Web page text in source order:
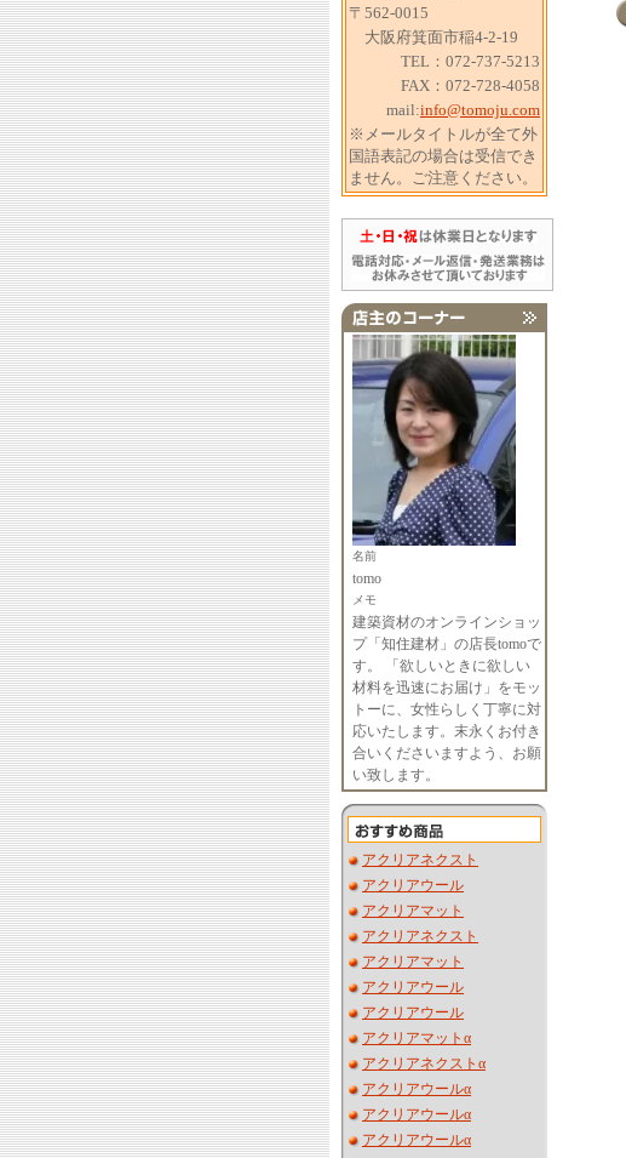
〒562-0015
大阪府箕面市稲4-2-19
TEL：072-737-5213
FAX：072-728-4058
mail:info@tomoju.com
※メールタイトルが全て外
国語表記の場合は受信でき
ません。ご注意ください。
名前
tomo
メモ
建築資材のオンラインショッ
プ「知住建材」の店長tomoで
す。 「欲しいときに欲しい
材料を迅速にお届け」をモッ
トーに、女性らしく丁寧に対
応いたします。末永くお付き
合いくださいますよう、お願
い致します。
アクリアネクスト
アクリアウール
アクリアマット
アクリアネクスト
アクリアマット
アクリアウール
アクリアウール
アクリアマットα
アクリアネクストα
アクリアウールα
アクリアウールα
アクリアウールα